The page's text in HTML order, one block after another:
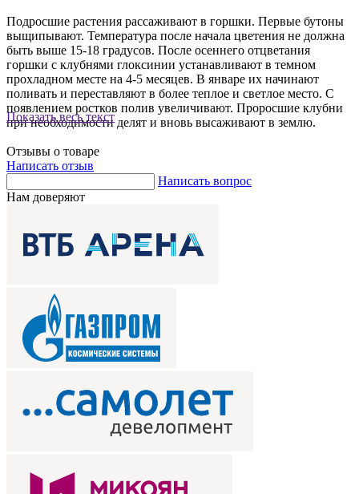
Показать весь текст
Подросшие растения рассаживают в горшки. Первые бутоны
выщипывают. Температура после начала цветения не должна
быть выше 15-18 градусов. После осеннего отцветания
горшки с клубнями глоксинии устанавливают в темном
прохладном месте на 4-5 месяцев. В январе их начинают
поливать и переставляют в более теплое и светлое место. С
появлением ростков полив увеличивают. Проросшие клубни
при необходимости делят и вновь высаживают в землю.
Отзывы о товаре
Написать отзыв
Написать вопрос
Нам доверяют